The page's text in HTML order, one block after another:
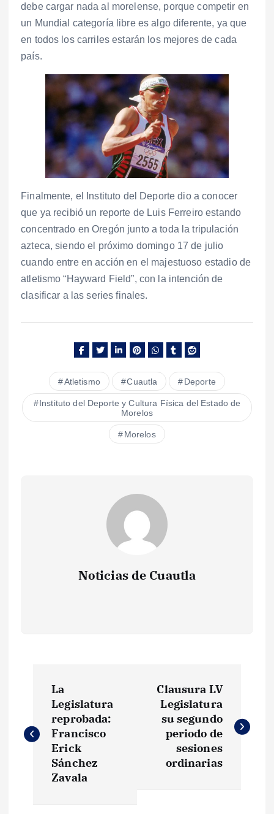
debe cargar nada al morelense, porque competir en
un Mundial categoría libre es algo diferente, ya que
en todos los carriles estarán los mejores de cada
país.
Finalmente, el Instituto del Deporte dio a conocer
que ya recibió un reporte de Luis Ferreiro estando
concentrado en Oregón junto a toda la tripulación
azteca, siendo el próximo domingo 17 de julio
cuando entre en acción en el majestuoso estadio de
atletismo “Hayward Field”, con la intención de
clasificar a las series finales.
Atletismo Cuautla Deporte
Instituto del Deporte y Cultura Física del Estado de
Morelos
Morelos
Noticias de Cuautla
v
La
Legislatura
reprobada:
Francisco
Erick
Sánchez
Zavala
Clausura LV
Legislatura
su segundo
periodo de
sesiones
ordinarias